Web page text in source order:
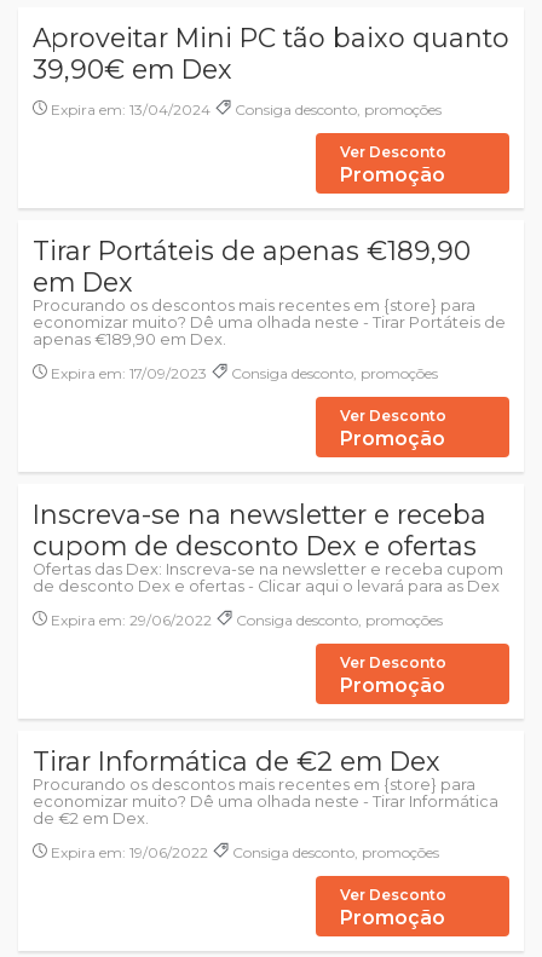
Aproveitar Mini PC tão baixo quanto
39,90€ em Dex
Expira em: 13/04/2024 Consiga desconto, promoções
Ver Desconto
Promoção
Tirar Portáteis de apenas €189,90
em Dex
Procurando os descontos mais recentes em {store} para
economizar muito? Dê uma olhada neste - Tirar Portáteis de
apenas €189,90 em Dex.
Expira em: 17/09/2023
Consiga desconto, promoções
Ver Desconto
Promoção
Inscreva-se na newsletter e receba
cupom de desconto Dex e ofertas
Ofertas das Dex: Inscreva-se na newsletter e receba cupom
de desconto Dex e ofertas - Clicar aqui o levará para as Dex
Expira em: 29/06/2022
Consiga desconto, promoções
Ver Desconto
Promoção
Tirar Informática de €2 em Dex
Procurando os descontos mais recentes em {store} para
economizar muito? Dê uma olhada neste - Tirar Informática
de €2 em Dex.
Expira em: 19/06/2022
Consiga desconto, promoções
Ver Desconto
Promoção